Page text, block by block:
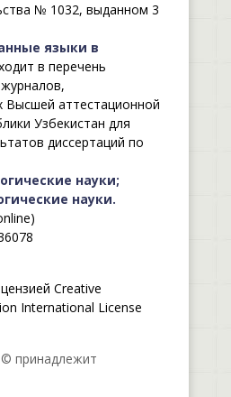
№ 1032, выданном 3
языки в
в перечень
Высшей аттестационной
Узбекистан для
диссертаций по
науки;
науки.
Creative
International License
принадлежит